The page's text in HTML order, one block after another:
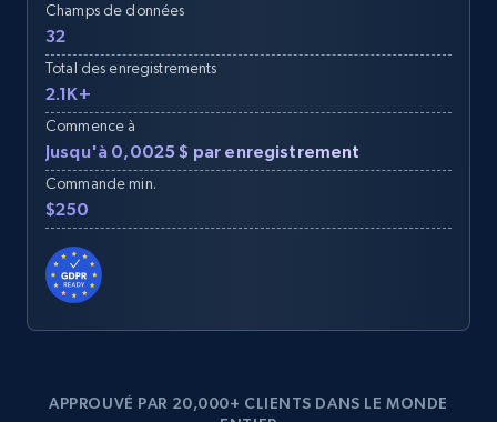
Champs de données
32
Total des enregistrements
2.1K+
Commence à
Jusqu'à 0,0025 $ par enregistrement
Commande min.
$250
APPROUVÉ PAR 20,000+ CLIENTS DANS LE MONDE